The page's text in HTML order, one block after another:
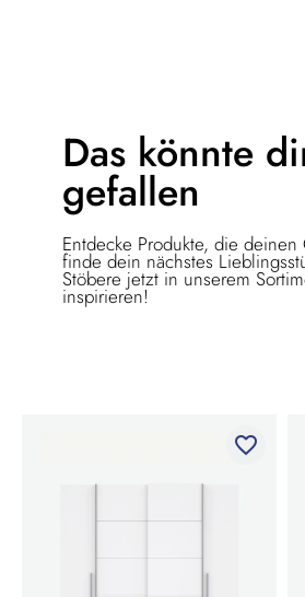
Das könnte
gefallen
Entdecke Produkte, die
finde dein nächstes
Stöbere jetzt in unserem
inspirieren!
favorite_border